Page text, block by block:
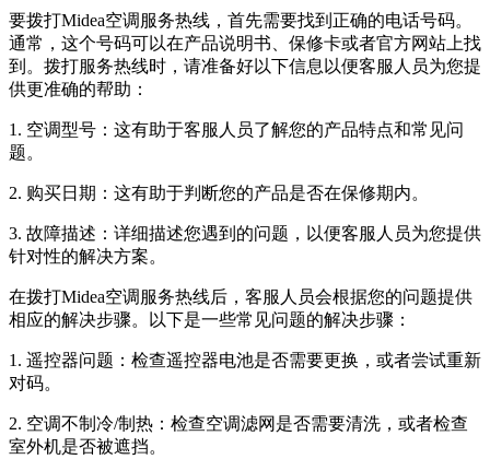
要拨打Midea空调服务热线，首先需要找到正确的电话号码。
通常，这个号码可以在产品说明书、保修卡或者官方网站上找
到。拨打服务热线时，请准备好以下信息以便客服人员为您提
供更准确的帮助：
1. 空调型号：这有助于客服人员了解您的产品特点和常见问
题。
2. 购买日期：这有助于判断您的产品是否在保修期内。
3. 故障描述：详细描述您遇到的问题，以便客服人员为您提供
针对性的解决方案。
在拨打Midea空调服务热线后，客服人员会根据您的问题提供
相应的解决步骤。以下是一些常见问题的解决步骤：
1. 遥控器问题：检查遥控器电池是否需要更换，或者尝试重新
对码。
2. 空调不制冷/制热：检查空调滤网是否需要清洗，或者检查
室外机是否被遮挡。